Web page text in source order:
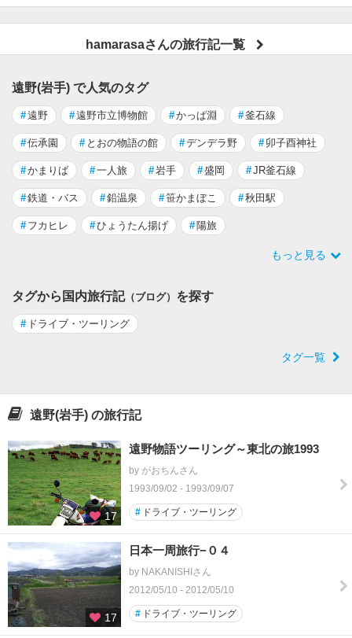
hamarasaさんの旅行記一覧
遠野(岩手) で人気のタグ
#遠野 #遠野市立博物館 #かっぱ淵 #釜石線
#伝承園 # とおの物語の館 #デンデラ野 # 卯子酉神社
#かまりば #一人旅 #岩手 #盛岡 #JR釜石線
#鉄道・バス #鉛温泉 #笹かまぼこ #秋田駅
# フカヒレ #ひょうたん揚げ # 陽旅
もっと見る
タグから国内旅行記（ブログ） を探す
# ドライブ・ツーリング
タグ一覧
遠野(岩手) の旅行記
17
遠野物語ツーリング～東北の旅1993
by がおちんさん
1993/09/02 - 1993/09/07
# ドライブ・ツーリング
17
日本一周旅行−０４
by NAKANISHIさん
2012/05/10 - 2012/05/10
# ドライブ・ツーリング